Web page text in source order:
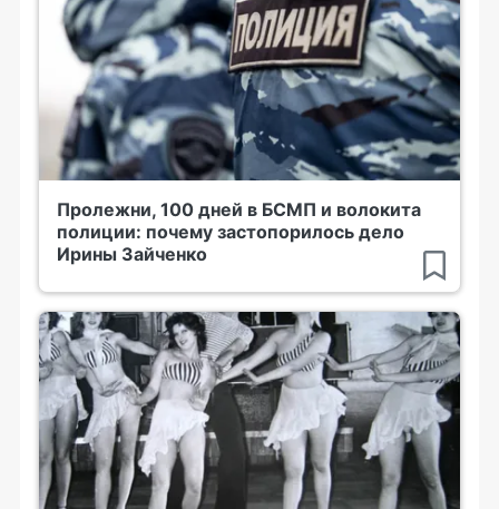
Пролежни, 100 дней в БСМП и волокита
полиции: почему застопорилось дело
Ирины Зайченко